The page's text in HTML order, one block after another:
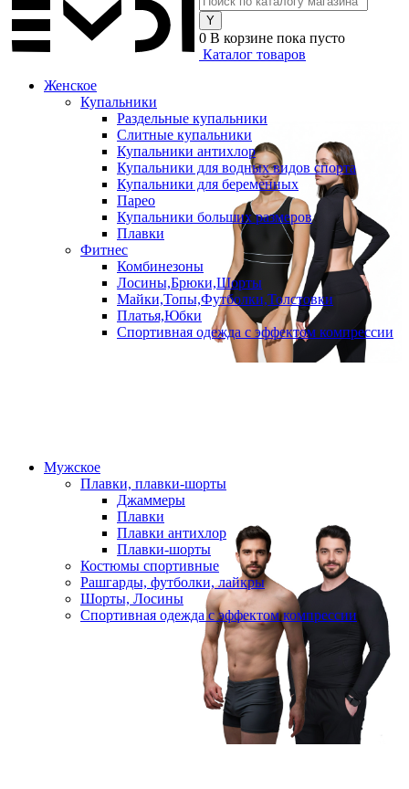
0 В корзине пока пусто
Каталог товаров
Женское
Купальники
Раздельные купальники
Слитные купальники
Купальники антихлор
Купальники для водных видов спорта
Купальники для беременных
Парео
Купальники больших размеров
Плавки
Фитнес
Комбинезоны
Лосины,Брюки,Шорты
Майки,Топы,Футболки,Толстовки
Платья,Юбки
Спортивная одежда с эффектом компрессии
Мужское
Плавки, плавки-шорты
Джаммеры
Плавки
Плавки антихлор
Плавки-шорты
Костюмы спортивные
Рашгарды, футболки, лайкры
Шорты, Лосины
Спортивная одежда с эффектом компрессии